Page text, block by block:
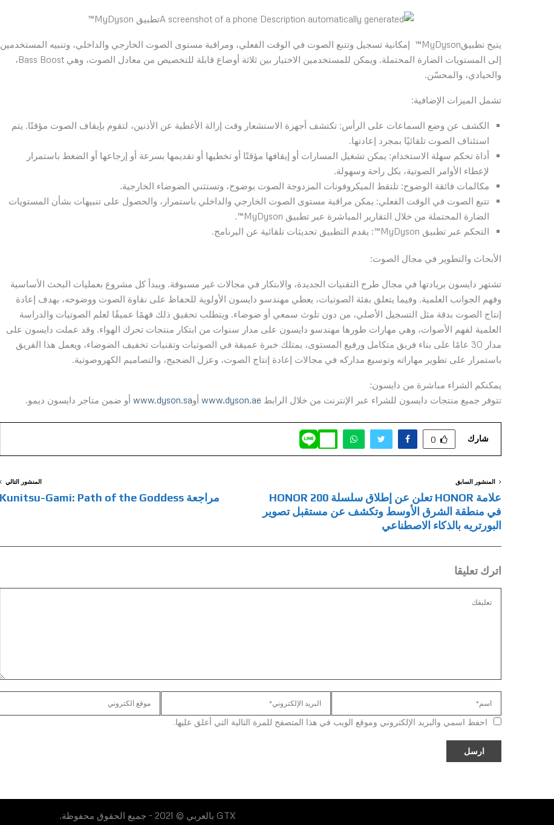
تطبيق MyDyson™
يتيح تطبيقMyDyson™ إمكانية تسجيل وتتبع الصوت في الوقت الفعلي، ومراقبة مستوى الصوت الخارجي والداخلي، وتنبيه المستخدمين
إلى المستويات الضارة المحتملة. ويمكن للمستخدمين الاختيار بين ثلاثة أوضاع قابلة للتخصيص من معادل الصوت، وهي Bass Boost،
والحيادي، والمحسّن.
تشمل الميزات الإضافية:
الكشف عن وضع السماعات على الرأس: تكتشف أجهزة الاستشعار وقت إزالة الأغطية عن الأذنين، لتقوم بإيقاف الصوت مؤقتًا. يتم
استئناف الصوت تلقائيًا بمجرد إعادتها.
أداة تحكم سهلة الاستخدام: يمكن تشغيل المسارات أو إيقافها مؤقتًا أو تخطيها أو تقديمها بسرعة أو إرجاعها أو الضغط باستمرار
لإعطاء الأوامر الصوتية، بكل راحة وسهولة.
مكالمات فائقة الوضوح: تلتقط الميكروفونات المزدوجة الصوت بوضوح، وتستثني الضوضاء الخارجية.
تتبع الصوت في الوقت الفعلي: يمكن مراقبة مستوى الصوت الخارجي والداخلي باستمرار، والحصول على تنبيهات بشأن المستويات
الضارة المحتملة من خلال التقارير المباشرة عبر تطبيق MyDyson™.
التحكم عبر تطبيق MyDyson™: يقدم التطبيق تحديثات تلقائية عن البرنامج.
الأبحاث والتطوير في مجال الصوت:
تشتهر دايسون بريادتها في مجال طرح التقنيات الجديدة، والابتكار في مجالات غير مسبوقة. ويبدأ كل مشروع بعمليات البحث الأساسية
وفهم الجوانب العلمية. وفيما يتعلق بفئة الصوتيات، يعطي مهندسو دايسون الأولوية للحفاظ على نقاوة الصوت ووضوحه، بهدف إعادة
إنتاج الصوت بدقة مثل التسجيل الأصلي، من دون تلوث سمعي أو ضوضاء. ويتطلب تحقيق ذلك فهمًا عميقًا لعلم الصوتيات والدراسة
العلمية لفهم الأصوات، وهي مهارات طورها مهندسو دايسون على مدار سنوات من ابتكار منتجات تحرك الهواء. وقد عملت دايسون على
مدار 30 عامًا على بناء فريق متكامل ورفيع المستوى، يمتلك خبرة عميقة في الصوتيات وتقنيات تخفيف الضوضاء، ويعمل هذا الفريق
باستمرار على تطوير مهاراته وتوسيع مداركه في مجالات إعادة إنتاج الصوت، وعزل الضجيج، والتصاميم الكهروصوتية.
يمكنكم الشراء مباشرة من دايسون:
تتوفر جميع منتجات دايسون للشراء عبر الإنترنت من خلال الرابط www.dyson.ae أوwww.dyson.sa أو ضمن متاجر دايسون ديمو.
شارك 0
المنشور السابق
علامة HONOR تعلن عن إطلاق سلسلة HONOR 200
في منطقة الشرق الأوسط وتكشف عن مستقبل تصوير
البورتريه بالذكاء الاصطناعي
المنشور التالي
مراجعة Kunitsu-Gami: Path of the Goddess
اترك تعليقا
احفظ اسمي والبريد الإلكتروني وموقع الويب في هذا المتصفح للمرة التالية التي أعلق عليها.
GTX بالعربي © 2021 - جميع الحقوق محفوظة.